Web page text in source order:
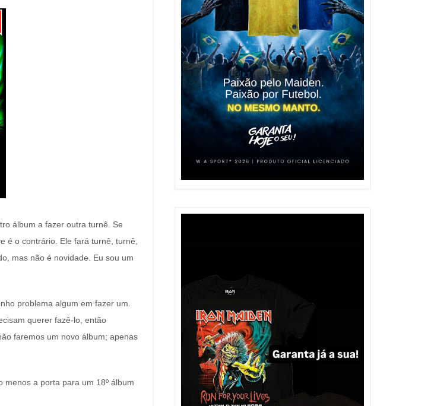
álbum a fazer outra turnê. Se
é o contrário. Ele fará turnê, turnê,
mas não é novidade. Eu sou um
problema algum em fazer um.
querer fazê-lo, então
faremos um novo álbum; apenas
menos a porta para um 18º álbum